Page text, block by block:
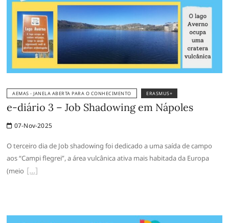
AEMAS - JANELA ABERTA PARA O CONHECIMENTO ERASMUS+
e-diário 3 – Job Shadowing em Nápoles
07-Nov-2025
O terceiro dia de Job shadowing foi dedicado a uma saída de campo
aos “Campi flegrei”, a área vulcânica ativa mais habitada da Europa
(meio